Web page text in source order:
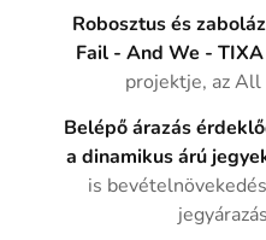
Robosztus és
Fail - And We -
projektje, az
Belépő árazás
a dinamikus árú
is